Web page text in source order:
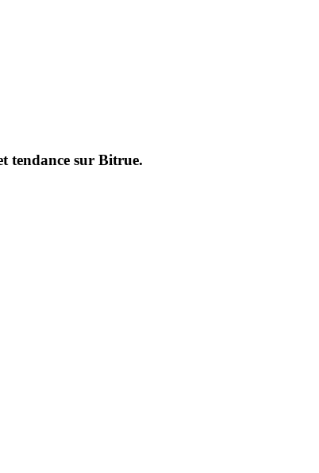
tendance sur Bitrue.